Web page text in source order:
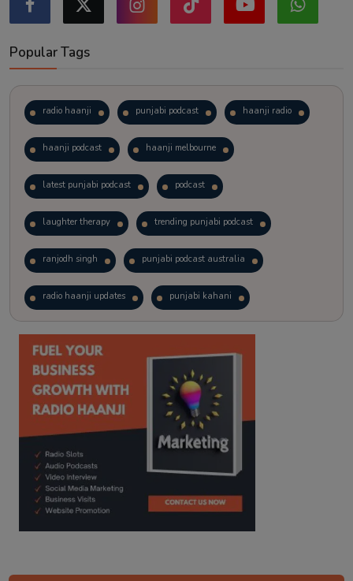
Popular Tags
radio haanji punjabi podcast haanji radio
haanji podcast haanji melbourne
latest punjabi podcast podcast
laughter therapy trending punjabi podcast
ranjodh singh punjabi podcast australia
radio haanji updates punjabi kahani
kitaab kahani punjabi story